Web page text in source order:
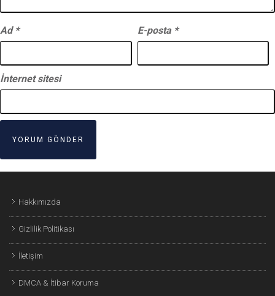
Ad * E-posta *
İnternet sitesi
Hakkımızda
Gizlilik Politikası
İletişim
DMCA & İtibar Koruma